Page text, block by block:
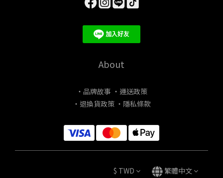
About
・品牌故事 ・運送政策
・退換貨政策 ・隱私條款
$ TWD 繁體中文